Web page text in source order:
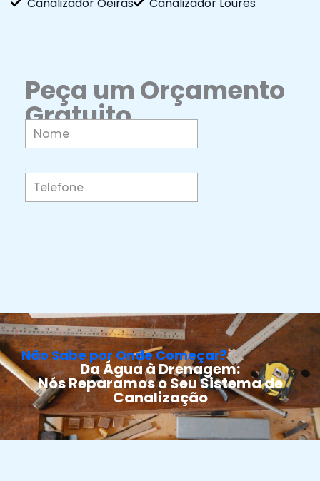
Peça um Orçamento
Gratuito
Não Sabe por Onde Começar?
Da Água à Drenagem:
Nós Reparamos o Seu Sistema de
Canalização